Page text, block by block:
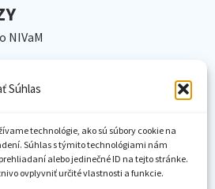
Súhlas
technológie, ako sú súbory cookie na
Súhlas s týmito technológiami nám
alebo jedinečné ID na tejto stránke.
ovplyvniť určité vlastnosti a funkcie.
NIVaM